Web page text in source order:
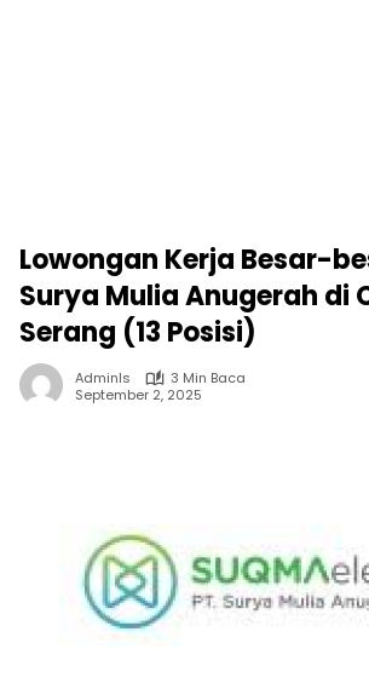
Lowongan Kerja Besar-
Surya Mulia Anugerah di
Serang (13 Posisi)
Adminls
3 Min Baca
September 2, 2025